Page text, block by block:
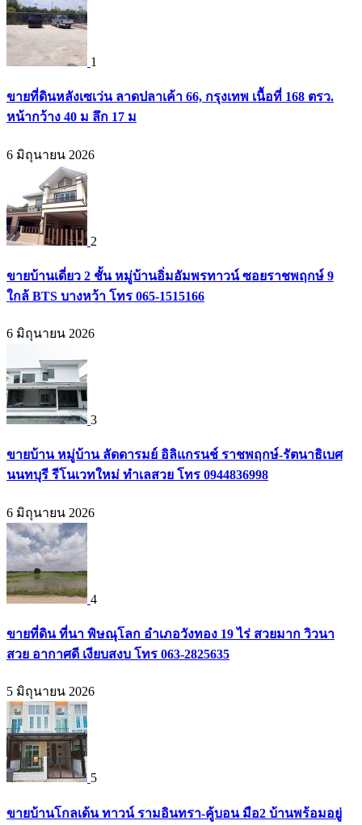
1
ขายที่ดินหลังเซเว่น ลาดปลาเค้า 66, กรุงเทพ เนื้อที่ 168 ตรว.
หน้ากว้าง 40 ม ลึก 17 ม
6 มิถุนายน 2026
2
ขายบ้านเดี่ยว 2 ชั้น หมู่บ้านอิ่มอัมพรทาวน์ ซอยราชพฤกษ์ 9
ใกล้ BTS บางหว้า โทร 065-1515166
6 มิถุนายน 2026
3
ขายบ้าน หมู่บ้าน ลัดดารมย์ อิลิแกรนช์ ราชพฤกษ์-รัตนาธิเบศ
นนทบุรี รีโนเวทใหม่ ทำเลสวย โทร 0944836998
6 มิถุนายน 2026
4
ขายที่ดิน ที่นา พิษณุโลก อำเภอวังทอง 19 ไร่ สวยมาก วิวนา
สวย อากาศดี เงียบสงบ โทร 063-2825635
5 มิถุนายน 2026
5
ขายบ้านโกลเด้น ทาวน์ รามอินทรา-คู้บอน มือ2 บ้านพร้อมอยู่